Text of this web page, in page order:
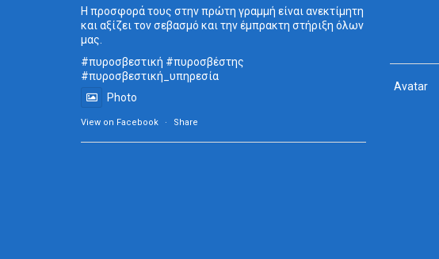
Η προσφορά τους στην πρώτη γραμμή είναι ανεκτίμητη
και αξίζει τον σεβασμό και την έμπρακτη στήριξη όλων
μας.
#πυροσβεστική #πυροσβέστης
#πυροσβεστική_ υπηρεσία
Photo
View on Facebook · Share
Avatar